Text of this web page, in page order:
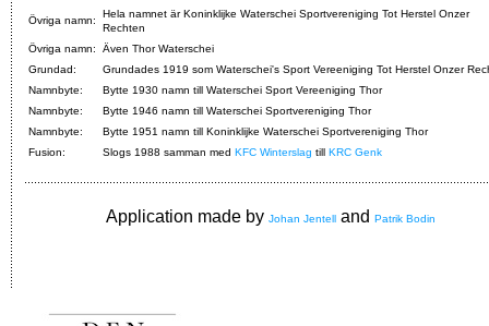
Övriga namn:
Hela namnet är Koninklijke Waterschei Sportvereniging Tot Herstel Onzer
Rechten
Övriga namn:
Även Thor Waterschei
Grundad:
Grundades 1919 som Waterschei's Sport Vereeniging Tot Herstel Onzer
Namnbyte:
Bytte 1930 namn till Waterschei Sport Vereeniging Thor
Namnbyte:
Bytte 1946 namn till Waterschei Sportvereniging Thor
Namnbyte:
Bytte 1951 namn till Koninklijke Waterschei Sportvereniging Thor
Fusion:
Slogs 1988 samman med KFC Winterslag till KRC Genk
Application made by Johan Jentell and Patrik Bodin